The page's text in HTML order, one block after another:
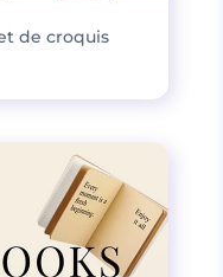
de croquis